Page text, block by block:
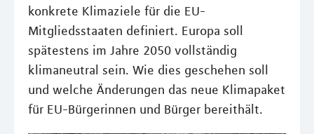
konkrete Klimaziele für die EU-
Mitgliedsstaaten definiert. Europa soll
spätestens im Jahre 2050 vollständig
klimaneutral sein. Wie dies geschehen soll
und welche Änderungen das neue Klimapaket
für EU-Bürgerinnen und Bürger bereithält.